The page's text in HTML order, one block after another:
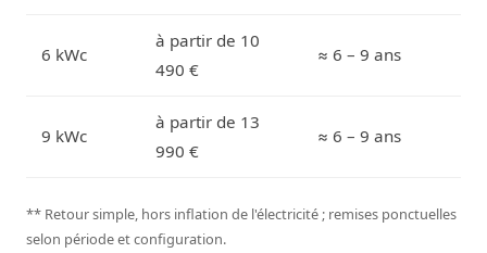
6 kWc
à partir de 10
490 €
≈ 6 – 9 ans
9 kWc
à partir de 13
990 €
≈ 6 – 9 ans
** Retour simple, hors inflation de l'électricité ; remises ponctuelles
selon période et configuration.